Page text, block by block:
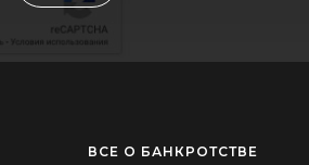
ВСЕ О БАНКРОТСТВЕ